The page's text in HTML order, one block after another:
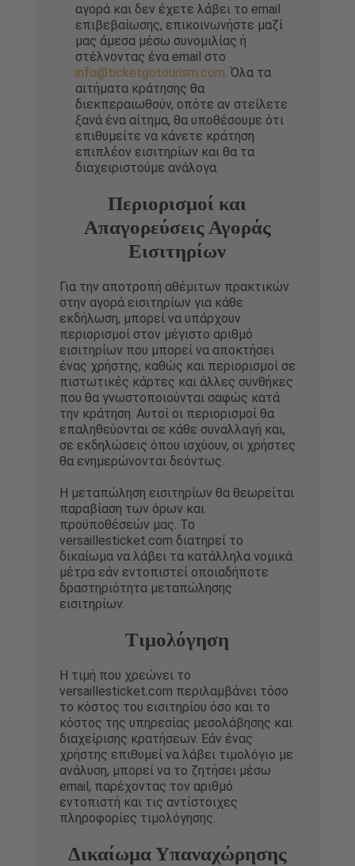
αγορά και δεν έχετε λάβει το email
επιβεβαίωσης, επικοινωνήστε μαζί
μας άμεσα μέσω συνομιλίας ή
στέλνοντας ένα email στο
info@ticketgotourism.com. Όλα τα
αιτήματα κράτησης θα
διεκπεραιωθούν, οπότε αν στείλετε
ξανά ένα αίτημα, θα υποθέσουμε ότι
επιθυμείτε να κάνετε κράτηση
επιπλέον εισιτηρίων και θα τα
διαχειριστούμε ανάλογα.
Περιορισμοί και
Απαγορεύσεις Αγοράς
Εισιτηρίων
Για την αποτροπή αθέμιτων πρακτικών
στην αγορά εισιτηρίων για κάθε
εκδήλωση, μπορεί να υπάρχουν
περιορισμοί στον μέγιστο αριθμό
εισιτηρίων που μπορεί να αποκτήσει
ένας χρήστης, καθώς και περιορισμοί σε
πιστωτικές κάρτες και άλλες συνθήκες
που θα γνωστοποιούνται σαφώς κατά
την κράτηση. Αυτοί οι περιορισμοί θα
επαληθεύονται σε κάθε συναλλαγή και,
σε εκδηλώσεις όπου ισχύουν, οι χρήστες
θα ενημερώνονται δεόντως.
Η μεταπώληση εισιτηρίων θα θεωρείται
παραβίαση των όρων και
προϋποθέσεών μας. Το
versaillesticket.com διατηρεί το
δικαίωμα να λάβει τα κατάλληλα νομικά
μέτρα εάν εντοπιστεί οποιαδήποτε
δραστηριότητα μεταπώλησης
εισιτηρίων.
Τιμολόγηση
Η τιμή που χρεώνει το
versaillesticket.com περιλαμβάνει τόσο
το κόστος του εισιτηρίου όσο και το
κόστος της υπηρεσίας μεσολάβησης και
διαχείρισης κρατήσεων. Εάν ένας
χρήστης επιθυμεί να λάβει τιμολόγιο με
ανάλυση, μπορεί να το ζητήσει μέσω
email, παρέχοντας τον αριθμό
εντοπιστή και τις αντίστοιχες
πληροφορίες τιμολόγησης.
Δικαίωμα Υπαναχώρησης